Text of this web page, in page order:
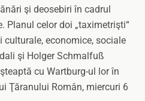
şi deosebiri în cadrul
Planul celor doi „taximetrişti“
economice, sociale
şi Holger Schmalfuß
cu Wartburg-ul lor în
Ţăranului Român, miercuri 6